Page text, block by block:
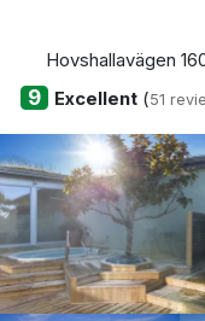
Hovshallavägen
9 Excellent(51